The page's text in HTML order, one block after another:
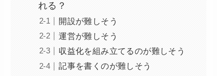
れる？
開設が難しそう
運営が難しそう
収益化を組み立てるのが難しそう
記事を書くのが難しそう